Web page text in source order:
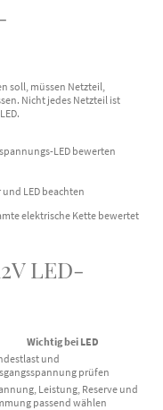
soll, müssen Netzteil,
Nicht jedes Netzteil ist
LED bewerten
LED beachten
elektrische Kette bewertet
LED-
Wichtig bei LED
und
prüfen
Leistung, Reserve und
passend wählen